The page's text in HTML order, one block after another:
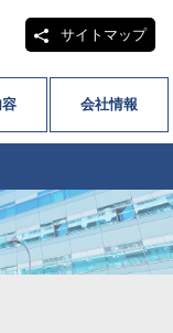
会社情報
サイトマップ